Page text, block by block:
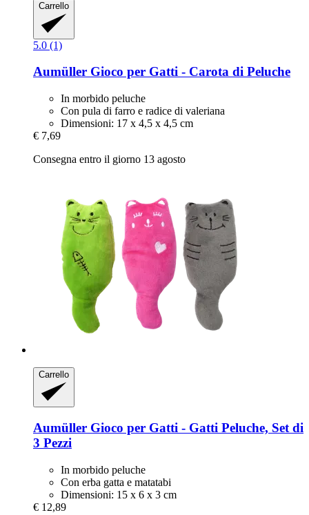
Carrello
5.0 (1)
Aumüller Gioco per Gatti -​ Carota di Peluche
In morbido peluche
Con pula di farro e radice di valeriana
Dimensioni: 17 x 4,5 x 4,5 cm
€ 7,69
Consegna entro il giorno 13 agosto
Carrello
Aumüller Gioco per Gatti -​ Gatti Peluche, Set di
3 Pezzi
In morbido peluche
Con erba gatta e matatabi
Dimensioni: 15 x 6 x 3 cm
€ 12,89